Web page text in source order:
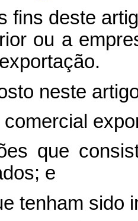
fins deste
ou a
neste
que
e
tenham sido